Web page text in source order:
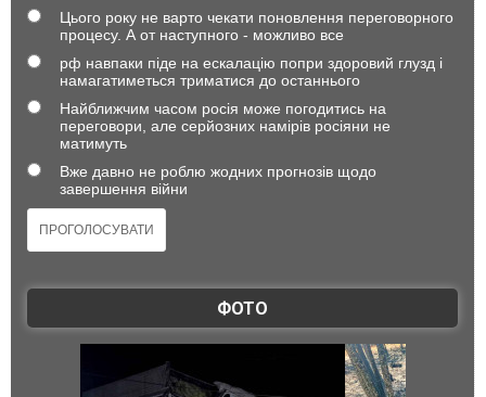
Цього року не варто чекати поновлення переговорного
процесу. А от наступного - можливо все
рф навпаки піде на ескалацію попри здоровий глузд і
намагатиметься триматися до останнього
Найближчим часом росія може погодитись на
переговори, але серйозних намірів росіяни не
матимуть
Вже давно не роблю жодних прогнозів щодо
завершення війни
ФОТО